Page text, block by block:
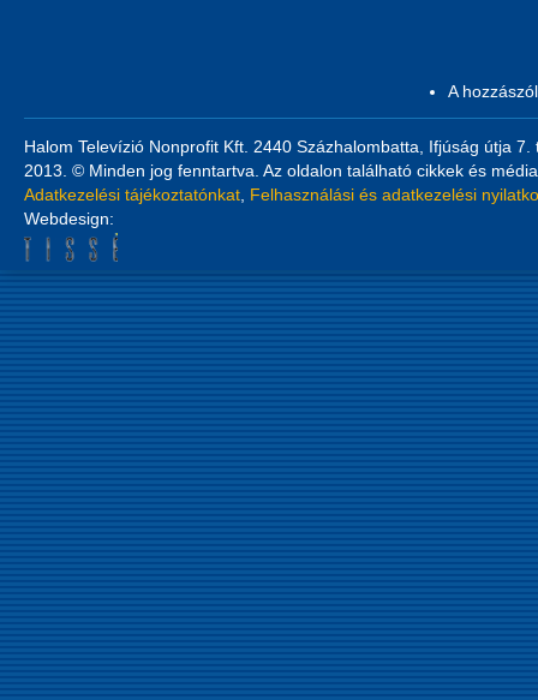
A
Halom Televízió Nonprofit Kft. 2440 Százhalombatta, Ifjúság útja
2013. © Minden jog fenntartva. Az oldalon található cikkek és
Adatkezelési tájékoztatónkat Felhasználási és adatkezelési
Webdesign: